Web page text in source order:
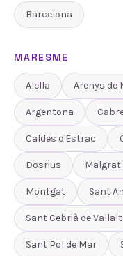
Barcelona
MARESME
Alella Arenys de
Argentona
Caldes d'Estrac
Dosrius Malgrat
Montgat Sant
Sant Cebrià de
Sant Pol de Mar